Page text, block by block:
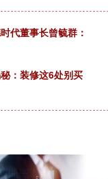
代董事长曾毓群：
：装修这6处别买